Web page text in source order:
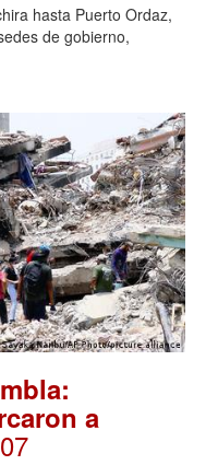
hasta Puerto Ordaz,
de gobierno,
a